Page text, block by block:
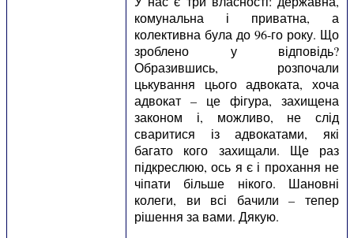
комунальна і приватна, а
колективна була до 96-го року. Що
зроблено у відповідь?
Образившись, розпочали
цькування цього адвоката, хоча
адвокат – це фігура, захищена
законом і, можливо, не слід
сваритися із адвокатами, які
багато кого захищали. Ще раз
підкреслюю, ось я є і прохання не
чіпати більше нікого. Шановні
колеги, ви всі бачили – тепер
рішення за вами. Дякую.